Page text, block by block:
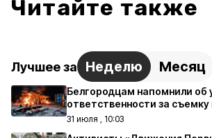
Читайте также
Лучшее за Неделю Месяц
Белгородцам напомнили об
ответственности за
31 июля , 10:03